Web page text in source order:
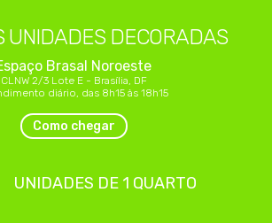
UNIDADES DECORADAS
Brasal Noroeste
CLNW 2/3 Lote E - Brasília, DF
diário, das 8h15 às 18h15
Como chegar
UNIDADES DE 1 QUARTO